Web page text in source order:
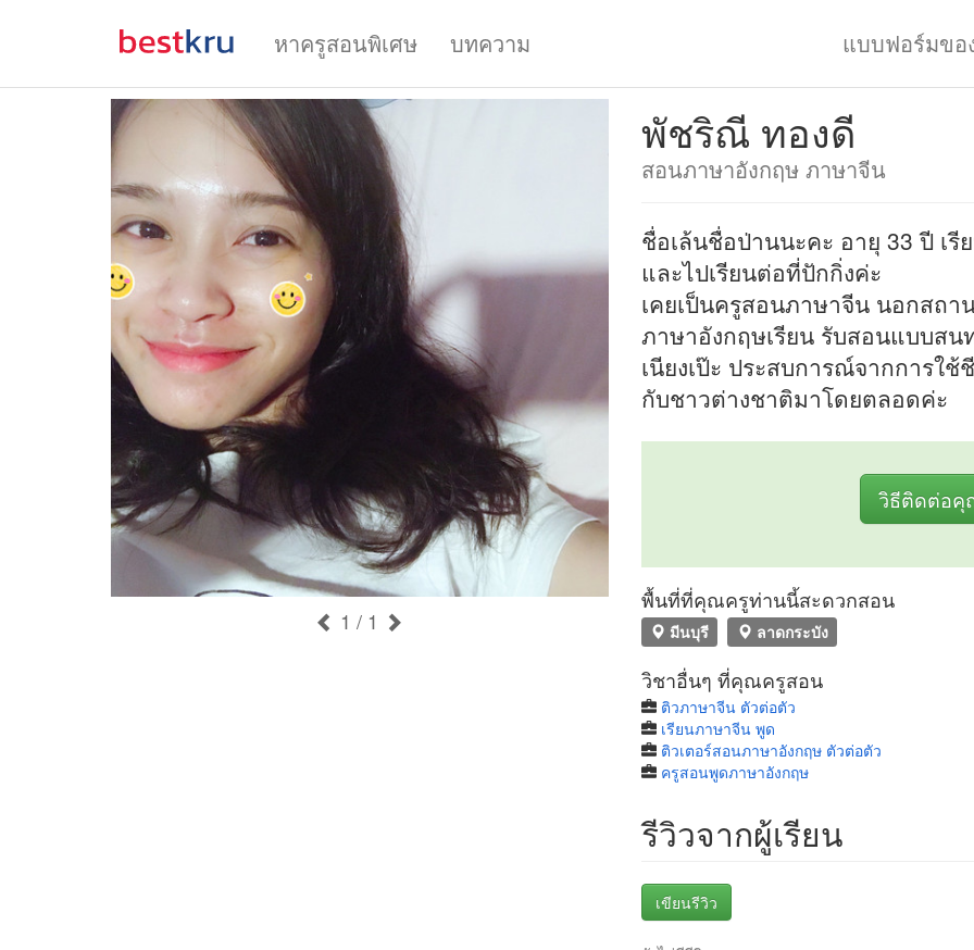
หาครูสอนพิเศษ บทความ แบบฟอร์มข
1 / 1
พัชริณี ทองดี
สอนภาษาอังกฤษ ภาษาจีน
ชื่อเล้นชื่อป่านนะคะ อายุ 33 ปี เ
และไปเรียนต่อที่ปักกิ่งค่ะ
เคยเป็นครูสอนภาษาจีน นอกสถ
ภาษาอังกฤษเรียน รับสอนแบบสน
เนียงเป๊ะ ประสบการณ์จากการใ
กับชาวต่างชาติมาโดยตลอดค่ะ
วิธีติดต่อคุ
พื้นที่ที่คุณครูท่านนี้สะดวกสอน
มีนบุรี ลาดกระบัง
วิชาอื่นๆ ที่คุณครูสอน
ติวภาษาจีน ตัวต่อตัว
เรียนภาษาจีน พูด
ติวเตอร์สอนภาษาอังกฤษ ตัวต่อตัว
ครูสอนพูดภาษาอังกฤษ
รีวิวจากผู้เรียน
เขียนรีวิว